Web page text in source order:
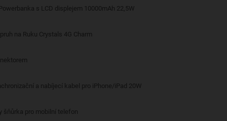
s LCD displejem 10000mAh 22,5W
na Ruku Crystals 4G Charm
a nabíjecí kabel pro iPhone/iPad 20W
šňůrka pro mobilní telefon